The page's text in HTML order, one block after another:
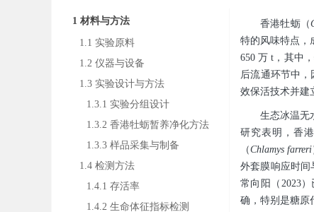
1 材料与方法
1.1 实验原料
1.2 仪器与设备
1.3 实验设计与方法
1.3.1 实验分组设计
1.3.2 香港牡蛎暂养净化方法
1.3.3 样品采集与制备
1.4 检测方法
1.4.1 存活率
1.4.2 生命体征指标检测
香港牡蛎（
特的风味特点，
650 万 t，其中
后流通环节中，
效保活技术并建
生态冰温无
研究表明，香
（Chlamysfarreri
外套膜响应时间
常向阳（2023
确，特别是糖原